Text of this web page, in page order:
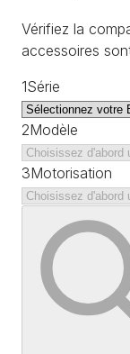
Vérifiez la
accessoires
1Série
2Modèle
3Motorisation